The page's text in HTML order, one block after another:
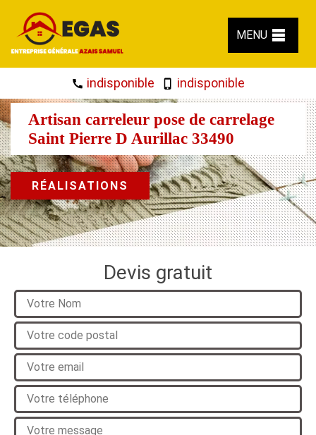
MENU
indisponible indisponible
Artisan carreleur pose de carrelage
Saint Pierre D Aurillac 33490
RÉALISATIONS
Devis gratuit